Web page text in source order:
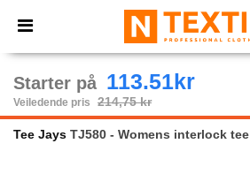
× Ntextil-app
Bedre priser i appen!
Starter på 113.51kr
Veiledende pris 214,75 kr
Tee Jays TJ580 - Womens interlock tee